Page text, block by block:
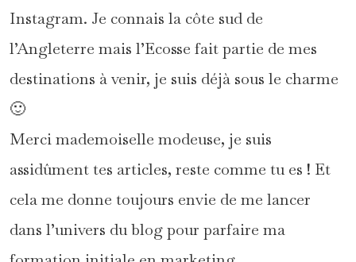
Instagram. Je connais la côte sud de
l’Angleterre mais l’Ecosse fait partie de mes
destinations à venir, je suis déjà sous le charme
🙂
Merci mademoiselle modeuse, je suis
assidûment tes articles, reste comme tu es ! Et
cela me donne toujours envie de me lancer
dans l’univers du blog pour parfaire ma